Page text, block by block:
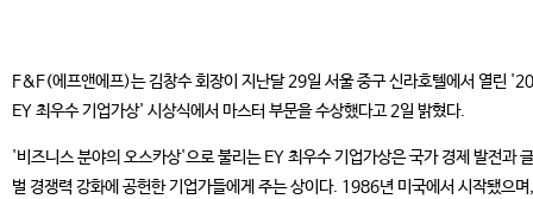
F&F(에프앤에프)는 김창수 회장이 지난달 29일 서울 중구 신라호텔에서 열린
EY 최우수 기업가상' 시상식에서 마스터 부문을 수상했다고 2일 밝혔다.
'비즈니스 분야의 오스카상'으로 불리는 EY 최우수 기업가상은 국가 경제 발전과
벌 경쟁력 강화에 공헌한 기업가들에게 주는 상이다. 1986년 미국에서 시작됐으며